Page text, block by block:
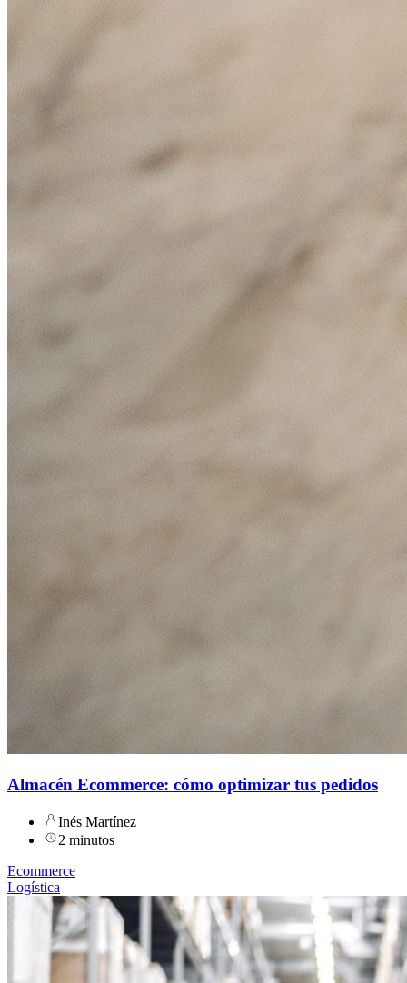
Almacén Ecommerce: cómo optimizar tus pedidos
Inés Martínez
2 minutos
Ecommerce
Logística